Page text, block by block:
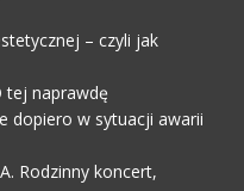
– czyli jak
tej naprawdę
dopiero w sytuacji awarii
Rodzinny koncert,